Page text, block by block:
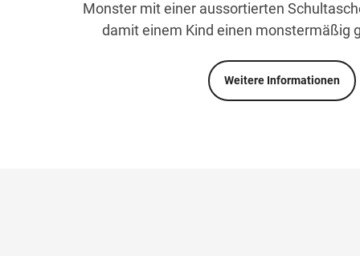
Monster mit einer aussortierten
damit einem Kind einen monstermäßig
Weitere Informationen